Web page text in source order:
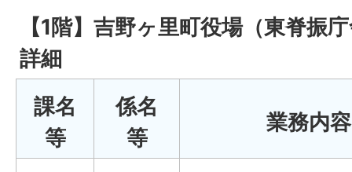
【1階】吉野ヶ里町役場（東脊振
詳細
課名
等
係名
等
業務内容